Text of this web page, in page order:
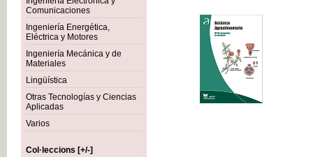
Comunicaciones
Ingeniería Energética,
Eléctrica y Motores
Ingeniería Mecánica y de
Materiales
Lingüística
Otras Tecnologías y Ciencias
Aplicadas
Varios
Col·leccions [+/-]